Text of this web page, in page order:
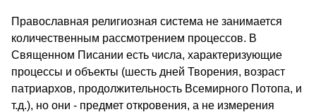
Православная религиозная система не занимается
количественным рассмотрением процессов. В
Священном Писании есть числа, характеризующие
процессы и объекты (шесть дней Творения, возраст
патриархов, продолжительность Всемирного Потопа, и
т.д.), но они - предмет откровения, а не измерения